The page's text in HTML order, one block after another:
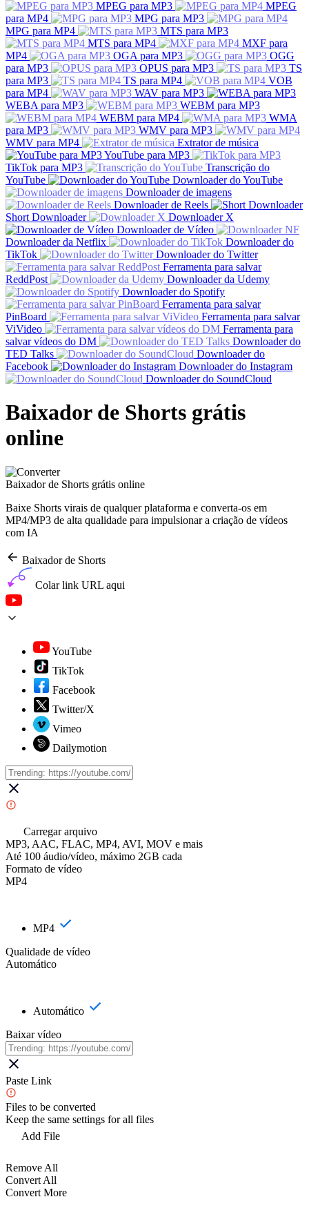
MPEG para MP3
MPEG
para MP4
MPG para MP3
MPG para MP4
MTS para MP3
MTS para MP4
MXF para
MP4
OGA para MP3
OGG
para MP3
OPUS para MP3
TS
para MP3
TS para MP4
VOB
para MP4
WAV para MP3
WEBA para MP3
WEBM para MP3
WEBM para MP4
WMA
para MP3
WMV para MP3
WMV para MP4
Extrator de música
YouTube para MP3
TikTok para MP3
Transcrição do
YouTube
Downloader do YouTube
Downloader de imagens
Downloader de Reels
Short Downloader
Downloader X
Downloader de Vídeo
Downloader da Netflix
Downloader do
TikTok
Downloader do Twitter
Ferramenta para salvar
ReddPost
Downloader da Udemy
Downloader do Spotify
Ferramenta para salvar
PinBoard
Ferramenta para salvar
ViVideo
Ferramenta para
salvar vídeos do DM
Downloader do
TED Talks
Downloader do
Facebook
Downloader do Instagram
Downloader do SoundCloud
Baixador de Shorts grátis
online
Baixador de Shorts grátis online
Baixe Shorts virais de qualquer plataforma e converta-os em
MP4/MP3 de alta qualidade para impulsionar a criação de vídeos
com IA
Baixador de Shorts
Colar link URL aqui
YouTube
TikTok
Facebook
Twitter/X
Vimeo
Dailymotion
Carregar arquivo
MP3, AAC, FLAC, MP4, AVI, MOV e mais
Até 100 áudio/vídeo, máximo 2GB cada
Formato de vídeo
MP4
MP4
Qualidade de vídeo
Automático
Automático
Baixar vídeo
Paste Link
Files to be converted
Keep the same settings for all files
Add File
Remove All
Convert All
Convert More